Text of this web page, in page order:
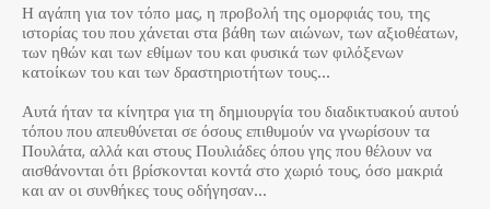
Η αγάπη για τον τόπο μας, η προβολή της ομορφιάς του, της
ιστορίας του που χάνεται στα βάθη των αιώνων, των αξιοθέατων,
των ηθών και των εθίμων του και φυσικά των φιλόξενων
κατοίκων του και των δραστηριοτήτων τους…
Αυτά ήταν τα κίνητρα για τη δημιουργία του διαδικτυακού αυτού
τόπου που απευθύνεται σε όσους επιθυμούν να γνωρίσουν τα
Πουλάτα, αλλά και στους Πουλιάδες όπου γης που θέλουν να
αισθάνονται ότι βρίσκονται κοντά στο χωριό τους, όσο μακριά
και αν οι συνθήκες τους οδήγησαν…